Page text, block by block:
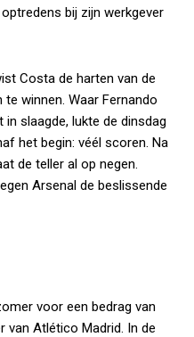
bij zijn werkgever
Costa de harten van de
winnen. Waar Fernando
slaagde, lukte de dinsdag
het begin: véél scoren. Na
de teller al op negen.
Arsenal de beslissende
voor een bedrag van
van Atlético Madrid. In de